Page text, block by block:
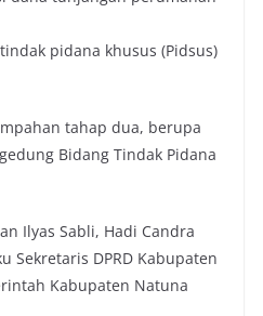
pidana khusus (Pidsus)
tahap dua, berupa
Bidang Tindak Pidana
Ilyas Sabli, Hadi Candra
Sekretaris DPRD Kabupaten
Kabupaten Natuna